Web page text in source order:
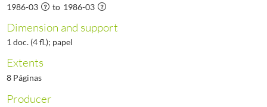
1986-03 to 1986-03
Dimension and support
1 doc. (4 fl.); papel
Extents
8 Páginas
Producer